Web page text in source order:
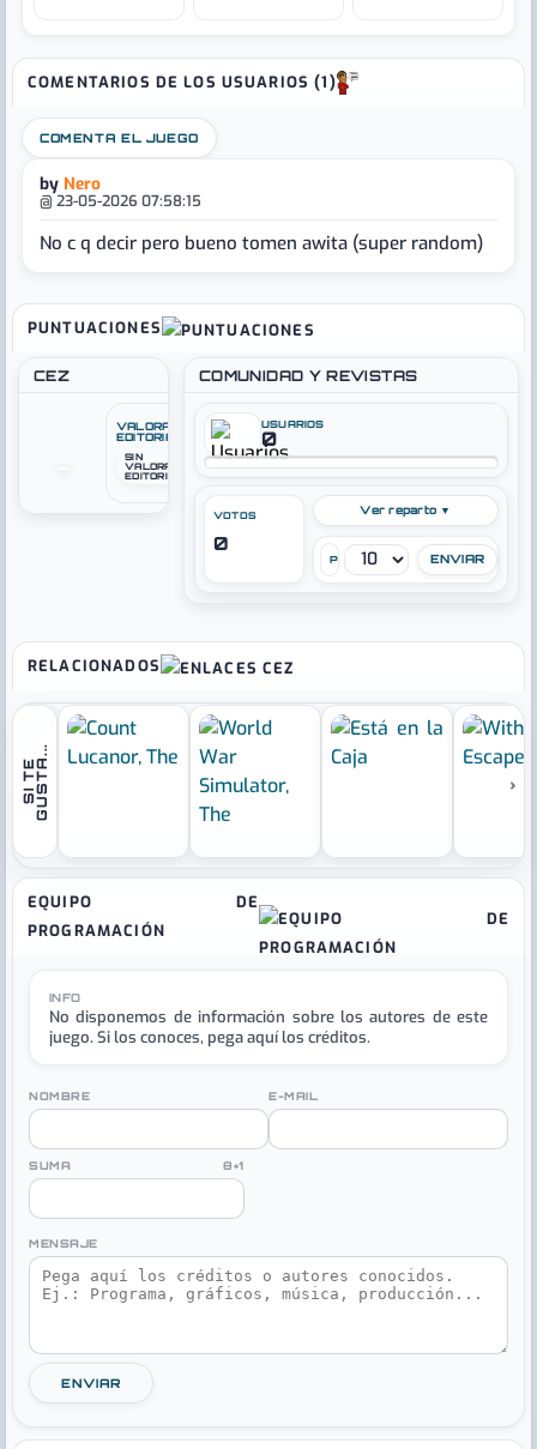
COMENTARIOS DE LOS USUARIOS (1)
COMENTA EL JUEGO
by Nero
@ 23-05-2026 07:58:15
No c q decir pero bueno tomen awita (super random)
PUNTUACIONES
CEZ
VALORACIÓN
EDITORIAL
SIN
VALORACIÓN
EDITORIAL
COMUNIDAD Y REVISTAS
USUARIOS
0
VOTOS
0
Ver reparto ▼
PUNTÚA
RELACIONADOS
S
I
T
E
G
U
S
T
A
.
.. ›
EQUIPO DE
PROGRAMACIÓN
INFO
No disponemos de información sobre los autores de este
juego. Si los conoces, pega aquí los créditos.
NOMBRE E-MAIL
SUMA 8+1
MENSAJE
ENVIAR